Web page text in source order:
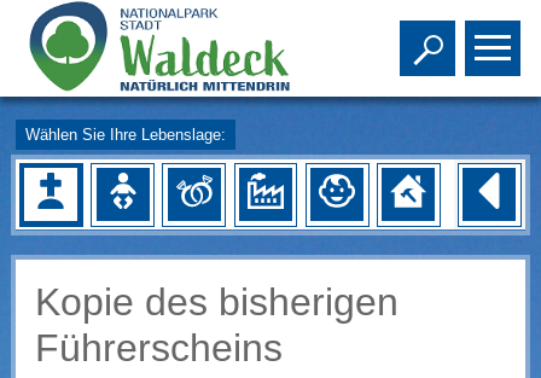
Toggle
Wählen Sie Ihre Lebenslage:
Kopie des bisherigen
Führerscheins